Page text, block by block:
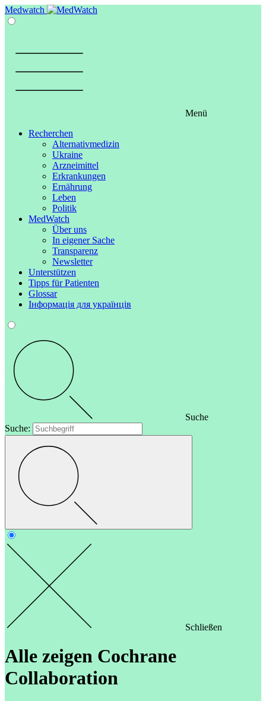
Springe
zum
Medwatch
Menü
Recherchen
Alternativmedizin
Ukraine
Arzneimittel
Erkrankungen
Ernährung
Leben
Politik
MedWatch
Über uns
In eigener Sache
Transparenz
Newsletter
Unterstützen
Tipps für Patienten
Glossar
Інформація для українців
Suche
Suche:
Schließen
Alle zeigen Cochrane
Collaboration